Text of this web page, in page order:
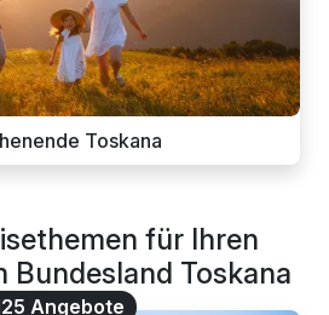
Toskana
für Ihren
Bundesland Toskana
Angebote